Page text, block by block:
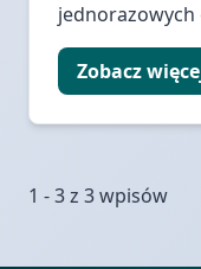
jednorazowych
Zobacz
1 - 3 z 3 wpisów